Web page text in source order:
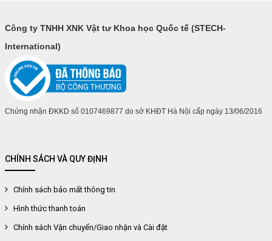
Công ty TNHH XNK Vật tư Khoa học Quốc tế (STECH-
International)
Chứng nhận ĐKKD số 0107469877 do sở KHĐT Hà Nội cấp ngày 13/06/2016
CHÍNH SÁCH VÀ QUY ĐỊNH
Chính sách bảo mất thông tin
Hình thức thanh toán
Chính sách Vận chuyển/Giao nhận và Cài đặt